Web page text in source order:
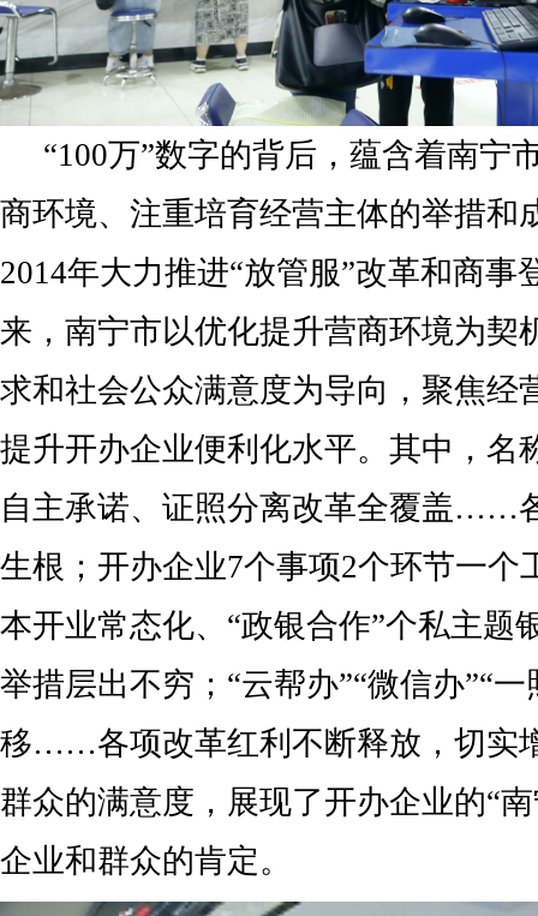
“100万”数字的背后，蕴含着南宁
商环境、注重培育经营主体的举措和
2014年大力推进“放管服”改革和商事
来，南宁市以优化提升营商环境为契
求和社会公众满意度为导向，聚焦经
提升开办企业便利化水平。其中，名
自主承诺、证照分离改革全覆盖……
生根；开办企业7个事项2个环节一个
本开业常态化、“政银合作”个私主
举措层出不穷；“云帮办”“微信办”“
移……各项改革红利不断释放，切实
群众的满意度，展现了开办企业的“
企业和群众的肯定。